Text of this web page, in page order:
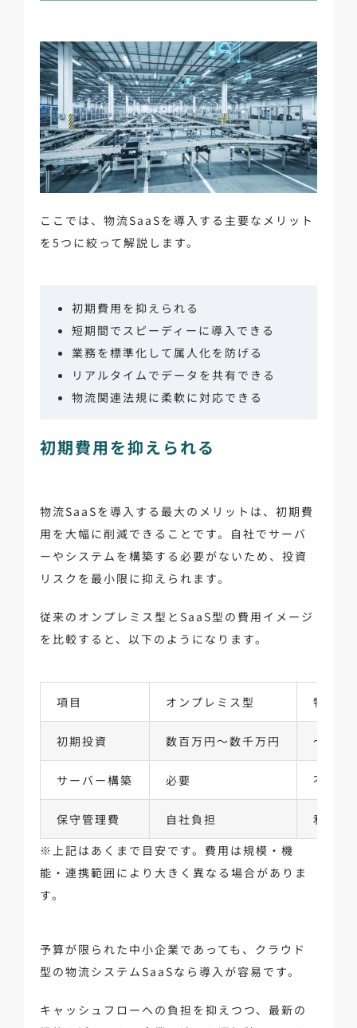
ここでは、物流SaaSを導入する主要なメリット
を5つに絞って解説します。
初期費用を抑えられる
短期間でスピーディーに導入できる
業務を標準化して属人化を防げる
リアルタイムでデータを共有できる
物流関連法規に柔軟に対応できる
初期費用を抑えられる
物流SaaSを導入する最大のメリットは、初期費
用を大幅に削減できることです。自社でサーバ
ーやシステムを構築する必要がないため、投資
リスクを最小限に抑えられます。
従来のオンプレミス型とSaaS型の費用イメージ
を比較すると、以下のようになります。
項目 オンプレミス型 物流
初期投資 数百万円〜数千万円 〜数十
サーバー構築 必要 不要
保守管理費 自社負担
利用料
※上記はあくまで目安です。費用は規模・機
能・連携範囲により大きく異なる場合がありま
す。
予算が限られた中小企業であっても、クラウド
型の物流システムSaaSなら導入が容易です。
キャッシュフローへの負担を抑えつつ、最新の